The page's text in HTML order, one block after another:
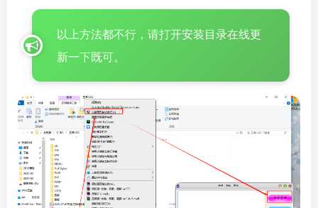
以上方法都不行，请打开安装目录在线更
新一下既可。